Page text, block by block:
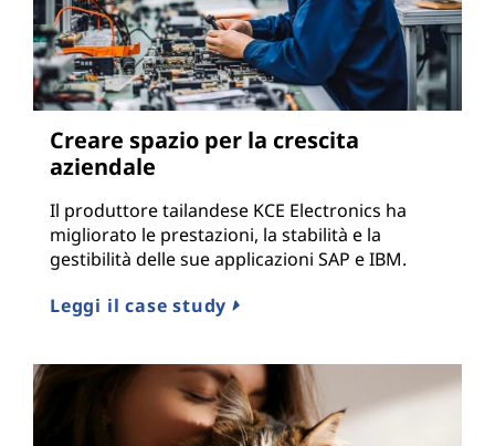
Creare spazio per la crescita
aziendale
Il produttore tailandese KCE Electronics ha
migliorato le prestazioni, la stabilità e la
gestibilità delle sue applicazioni SAP e IBM.
Leggi il case study